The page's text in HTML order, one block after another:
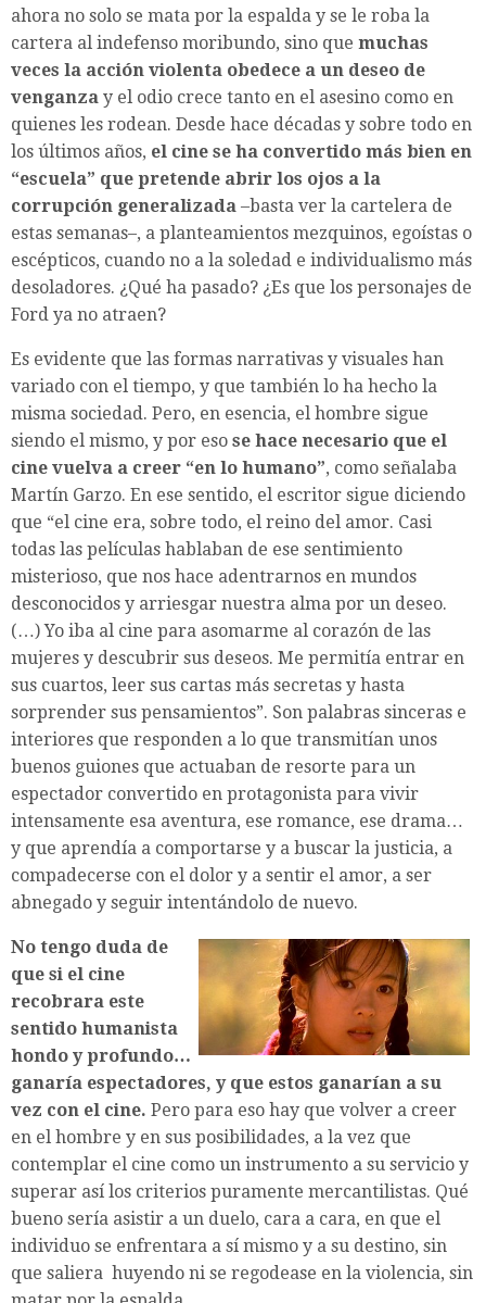
ahora no solo se mata por la espalda y se le roba la
cartera al indefenso moribundo, sino que muchas
veces la acción violenta obedece a un deseo de
venganza y el odio crece tanto en el asesino como en
quienes les rodean. Desde hace décadas y sobre todo en
los últimos años, el cine se ha convertido más bien en
“escuela” que pretende abrir los ojos a la
corrupción generalizada –basta ver la cartelera de
estas semanas–, a planteamientos mezquinos, egoístas o
escépticos, cuando no a la soledad e individualismo más
desoladores. ¿Qué ha pasado? ¿Es que los personajes de
Ford ya no atraen?
Es evidente que las formas narrativas y visuales han
variado con el tiempo, y que también lo ha hecho la
misma sociedad. Pero, en esencia, el hombre sigue
siendo el mismo, y por eso se hace necesario que el
cine vuelva a creer “en lo humano”, como señalaba
Martín Garzo. En ese sentido, el escritor sigue diciendo
que “el cine era, sobre todo, el reino del amor. Casi
todas las películas hablaban de ese sentimiento
misterioso, que nos hace adentrarnos en mundos
desconocidos y arriesgar nuestra alma por un deseo.
(…) Yo iba al cine para asomarme al corazón de las
mujeres y descubrir sus deseos. Me permitía entrar en
sus cuartos, leer sus cartas más secretas y hasta
sorprender sus pensamientos”. Son palabras sinceras e
interiores que responden a lo que transmitían unos
buenos guiones que actuaban de resorte para un
espectador convertido en protagonista para vivir
intensamente esa aventura, ese romance, ese drama…
y que aprendía a comportarse y a buscar la justicia, a
compadecerse con el dolor y a sentir el amor, a ser
abnegado y seguir intentándolo de nuevo.
No tengo duda de
que si el cine
recobrara este
sentido humanista
hondo y profundo…
ganaría espectadores, y que estos ganarían a su
vez con el cine. Pero para eso hay que volver a creer
en el hombre y en sus posibilidades, a la vez que
contemplar el cine como un instrumento a su servicio y
superar así los criterios puramente mercantilistas. Qué
bueno sería asistir a un duelo, cara a cara, en que el
individuo se enfrentara a sí mismo y a su destino, sin
que saliera huyendo ni se regodease en la violencia, sin